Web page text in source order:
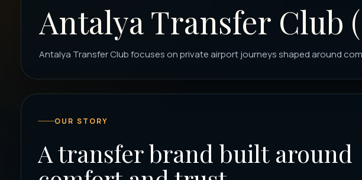
Antalya Transfer Club (
Antalya Transfer Club focuses on private airport journeys shaped around
OUR STORY
A transfer brand built around